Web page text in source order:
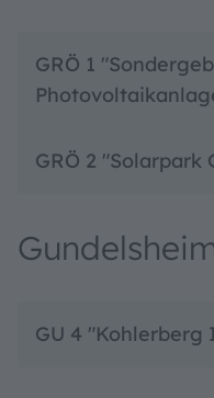
GRÖ 1
GRÖ 2
GU 4